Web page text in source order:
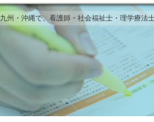
九州・沖縄で、看護師・社会福祉士・理学療法